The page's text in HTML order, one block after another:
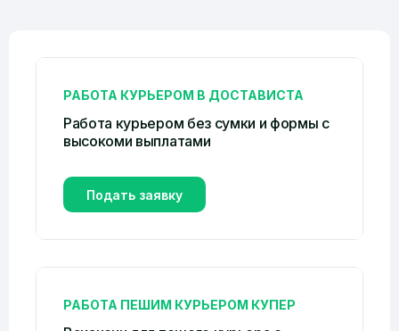
РАБОТА КУРЬЕРОМ В ДОСТАВИСТА
Работа курьером без сумки и формы c
высокоми выплатами
Подать заявку
РАБОТА ПЕШИМ КУРЬЕРОМ КУПЕР